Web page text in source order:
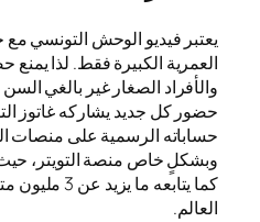
يعتبر فيديو الوحش التونسي
العمرية الكبيرة فقط. لذا
والأفراد الصغار غير بالغي
حضور كل جديد يشاركه غاتوز
حساباته الرسمية على منصات
وبشكلٍ خاص منصة التويتر،
كما يتابعه ما
العالم.